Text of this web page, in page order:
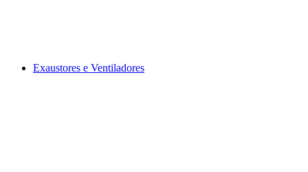
Exaustores e Ventiladores